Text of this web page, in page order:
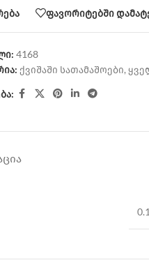
ფავორიტებში
4168
ქვიშაში სათამაშოები,